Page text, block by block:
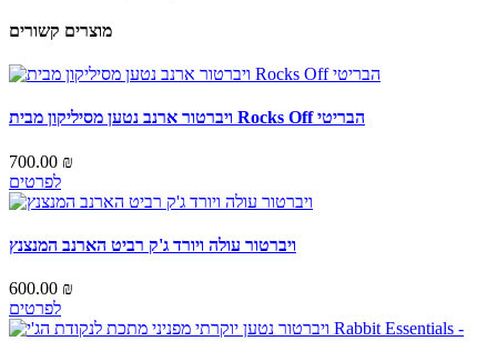
מוצרים קשורים
ויברטור ארנב נטען מסיליקון מבית Rocks Off הבריטי
700.00 ₪
לפרטים
ויברטור עולה ויורד ג'ק רביט הארנב המנצנץ
600.00 ₪
לפרטים